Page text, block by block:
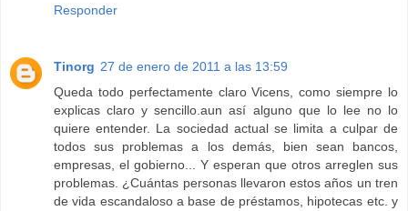
Responder
Tinorg 27 de enero de 2011 a las 13:59
Queda todo perfectamente claro Vicens, como siempre lo
explicas claro y sencillo.aun así alguno que lo lee no lo
quiere entender. La sociedad actual se limita a culpar de
todos sus problemas a los demás, bien sean bancos,
empresas, el gobierno... Y esperan que otros arreglen sus
problemas. ¿Cuántas personas llevaron estos años un tren
de vida escandaloso a base de préstamos, hipotecas etc. y